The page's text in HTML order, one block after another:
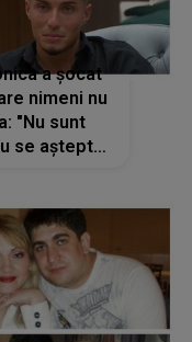
a șocat
nimeni nu
"Nu sunt
se aștepta